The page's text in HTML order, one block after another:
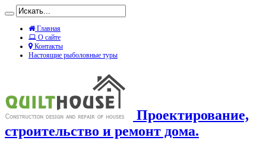
Главная
О сайте
Контакты
Настоящие рыболовные туры
Проектирование,
строительство и ремонт дома.